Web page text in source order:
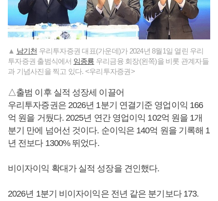
▲ 남기천 우리투자증권 대표(가운데)가 2024년 8월1일 열린 우리
투자증권 출범식에서 임종룡 우리금융 회장(왼쪽)을 비롯 관계자들
과 기념사진을 찍고 있다. <우리투자증권>
△출범 이후 실적 성장세 이끌어
우리투자증권은 2026년 1분기 연결기준 영업이익 166
억 원을 거뒀다. 2025년 연간 영업이익 102억 원을 1개
분기 만에 넘어선 것이다. 순이익은 140억 원을 기록해 1
년 전보다 1300% 뛰었다.
비이자이익 확대가 실적 성장을 견인했다.
2026년 1분기 비이자이익은 전년 같은 분기보다 173.